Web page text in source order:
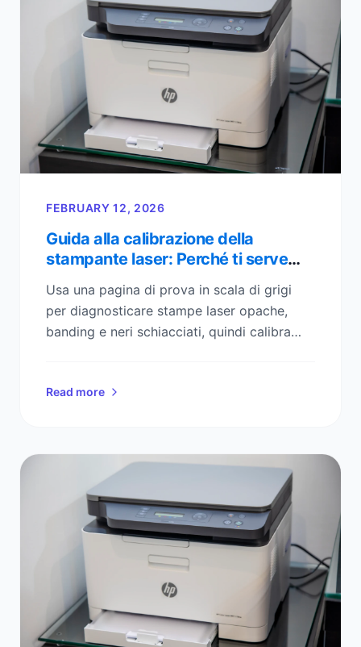
FEBRUARY 12, 2026
Guida alla calibrazione della
stampante laser: Perché ti serve
Usa una pagina di prova in scala di grigi
per diagnosticare stampe laser opache,
banding e neri schiacciati, quindi calibra
Read more